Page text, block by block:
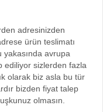
adresinizden
ürün teslimatı
yakasında avrupa
ediliyor sizlerden fazla
olarak biz asla bu tür
bizden fiyat talep
olmasın.